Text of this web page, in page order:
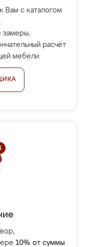
Вам с каталогом
замеры,
расчёт
мебели.
10% от суммы